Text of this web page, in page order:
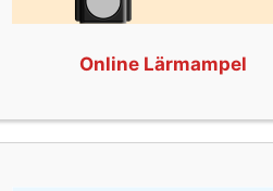
Online Lärmampel